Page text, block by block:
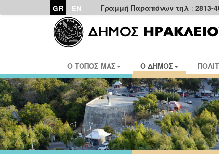
GR EN Γραμμή Παραπόνων τηλ : 2813-
Ο ΤΟΠΟΣ ΜΑΣ Ο ΔΗΜΟΣ